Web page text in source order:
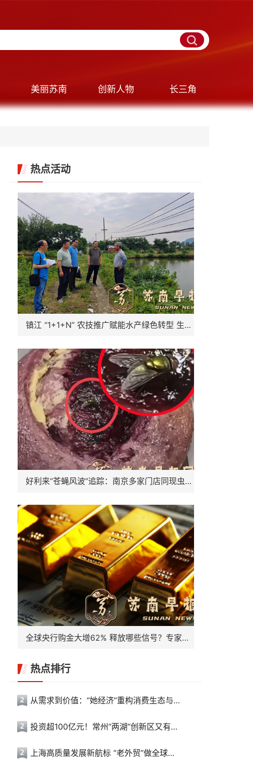
美丽苏南 创新人物 长三角
热点活动
镇江 “1+1+N” 农技推广赋能水产绿色转型 生态养殖模式助农提质增效
好利来“苍蝇风波”追踪：南京多家门店同现虫患，千店品牌品控标准遭质疑
全球央行购金大增62% 释放哪些信号？专家解读→
热点排行
从需求到价值：“她经济”重构消费生态与产业未来
投资超100亿元！常州“两湖”创新区又有新动作
上海高质量发展新航标 “老外贸”做全球新生意